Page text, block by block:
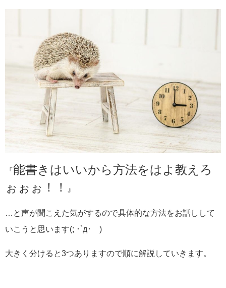
『能書きはいいから方法をはよ教えろ
ぉぉぉ！！
』
…と声が聞こえた気がするので具体的な方法をお話しして
いこうと思います(; ･`д･´)
大きく分けると3つありますので順に解説していきます。